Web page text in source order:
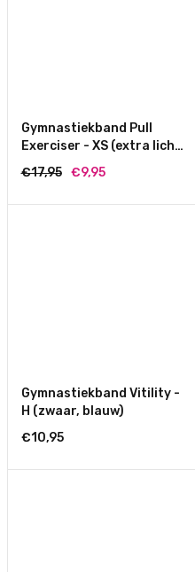
Gymnastiekband Pull
Exerciser - XS (extra licht,
paars)
€17,95 €9,95
Gymnastiekband Vitility -
H (zwaar, blauw)
€10,95